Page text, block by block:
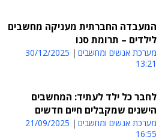
המעבדה החברתית מעניקה מחשבים
לילדים – תרומת סנו
מערכת אנשים ומחשבים
30/12/2025
13:21
לחבר כל ילד לעתיד: המחשבים
הישנים שמקבלים חיים חדשים
מערכת אנשים ומחשבים
21/09/2025
16:55